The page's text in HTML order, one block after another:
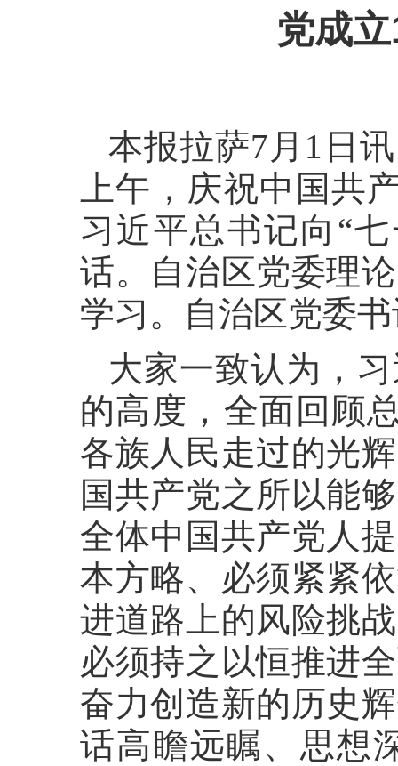
党成
本报拉萨7月1日
上午，庆祝中国共
习近平总书记向“
话。自治区党委理
学习。自治区党委
大家一致认为，
的高度，全面回顾
各族人民走过的光
国共产党之所以能
全体中国共产党人
本方略、必须紧紧
进道路上的风险挑
必须持之以恒推进
奋力创造新的历史
话高瞻远瞩、思想